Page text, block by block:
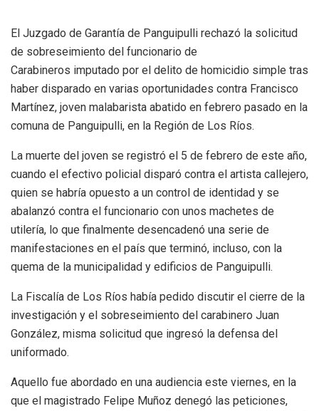
El Juzgado de Garantía de Panguipulli rechazó la solicitud
de sobreseimiento del funcionario de
Carabineros imputado por el delito de homicidio simple tras
haber disparado en varias oportunidades contra Francisco
Martínez, joven malabarista abatido en febrero pasado en la
comuna de Panguipulli, en la Región de Los Ríos.
La muerte del joven se registró el 5 de febrero de este año,
cuando el efectivo policial disparó contra el artista callejero,
quien se habría opuesto a un control de identidad y se
abalanzó contra el funcionario con unos machetes de
utilería, lo que finalmente desencadenó una serie de
manifestaciones en el país que terminó, incluso, con la
quema de la municipalidad y edificios de Panguipulli.
La Fiscalía de Los Ríos había pedido discutir el cierre de la
investigación y el sobreseimiento del carabinero Juan
González, misma solicitud que ingresó la defensa del
uniformado.
Aquello fue abordado en una audiencia este viernes, en la
que el magistrado Felipe Muñoz denegó las peticiones,